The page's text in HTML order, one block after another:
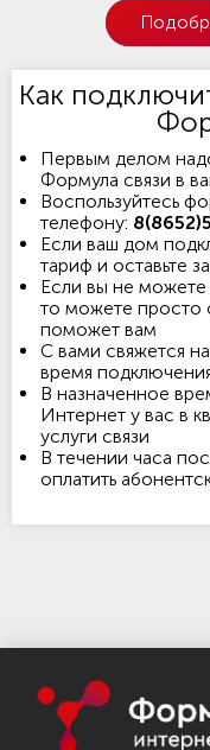
Как
Первым делом
Формула связи в
Воспользуйтесь
телефону:
Если ваш дом
тариф и оставьте
Если вы не
то можете просто
поможет вам
С вами свяжется
время
В назначенное
Интернет у вас в
услуги связи
В течении часа
оплатить